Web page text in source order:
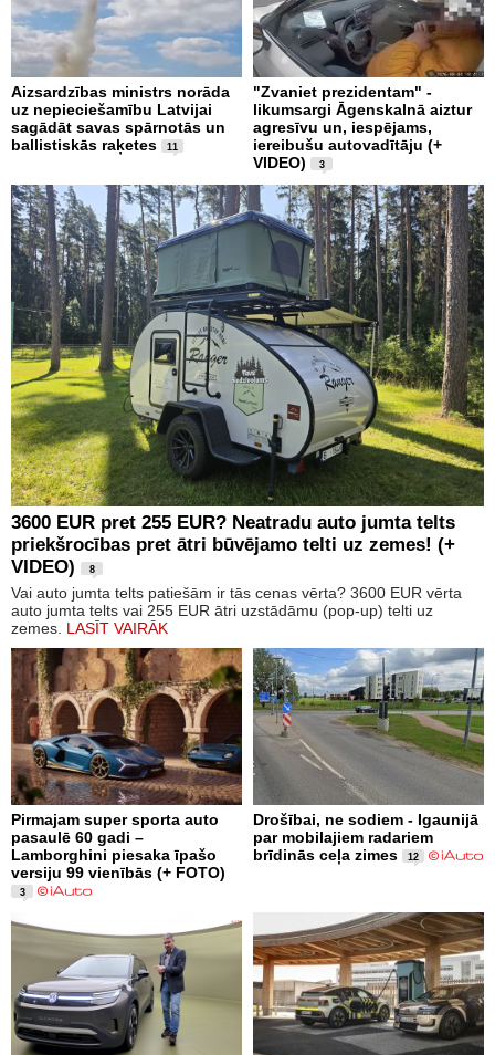
Aizsardzības ministrs norāda
uz nepieciešamību Latvijai
sagādāt savas spārnotās un
ballistiskās raķetes
11
"Zvaniet prezidentam" -
likumsargi Āgenskalnā aiztur
agresīvu un, iespējams,
iereibušu autovadītāju (+
VIDEO)
3
3600 EUR pret 255 EUR? Neatradu auto jumta telts
priekšrocības pret ātri būvējamo telti uz zemes! (+
VIDEO)
8
Vai auto jumta telts patiešām ir tās cenas vērta? 3600 EUR vērta
auto jumta telts vai 255 EUR ātri uzstādāmu (pop-up) telti uz
zemes. LASĪT VAIRĀK
Pirmajam super sporta auto
pasaulē 60 gadi –
Lamborghini piesaka īpašo
versiju 99 vienībās (+ FOTO)
3
Drošībai, ne sodiem - Igaunijā
par mobilajiem radariem
brīdinās ceļa zimes
12